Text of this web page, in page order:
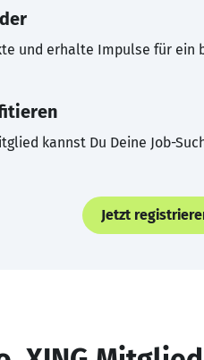
und erhalte Impulse für ein
kannst Du Deine Job-
Jetzt